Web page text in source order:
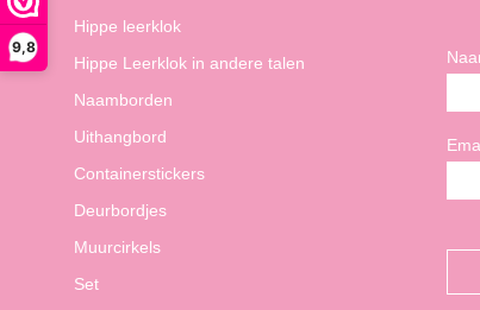
9,8
Hippe leerklok
Hippe Leerklok in andere talen
Naamborden
Uithangbord
Containerstickers
Deurbordjes
Muurcirkels
Set